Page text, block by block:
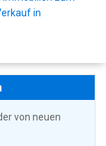
in
von neuen